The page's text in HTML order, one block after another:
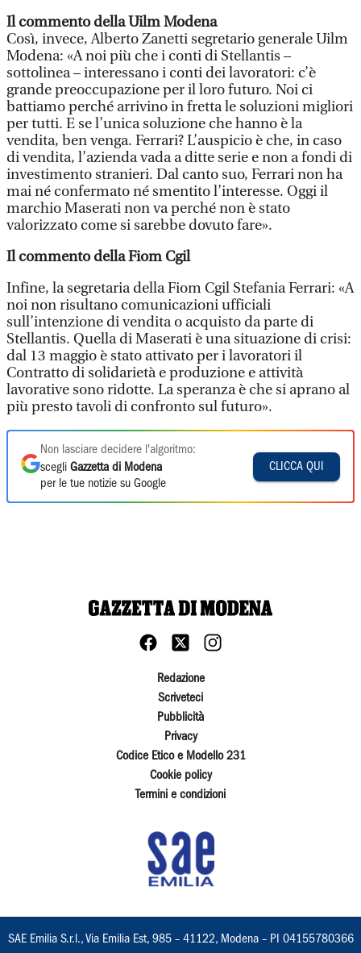
Il commento della Uilm Modena
Così, invece, Alberto Zanetti segretario generale Uilm
Modena: «A noi più che i conti di Stellantis –
sottolinea – interessano i conti dei lavoratori: c’è
grande preoccupazione per il loro futuro. Noi ci
battiamo perché arrivino in fretta le soluzioni migliori
per tutti. E se l’unica soluzione che hanno è la
vendita, ben venga. Ferrari? L’auspicio è che, in caso
di vendita, l’azienda vada a ditte serie e non a fondi di
investimento stranieri. Dal canto suo, Ferrari non ha
mai né confermato né smentito l’interesse. Oggi il
marchio Maserati non va perché non è stato
valorizzato come si sarebbe dovuto fare».
Il commento della Fiom Cgil
Infine, la segretaria della Fiom Cgil Stefania Ferrari: «A
noi non risultano comunicazioni ufficiali
sull’intenzione di vendita o acquisto da parte di
Stellantis. Quella di Maserati è una situazione di crisi:
dal 13 maggio è stato attivato per i lavoratori il
Contratto di solidarietà e produzione e attività
lavorative sono ridotte. La speranza è che si aprano al
più presto tavoli di confronto sul futuro».
Non lasciare decidere l'algoritmo:
scegli Gazzetta di Modena
per le tue notizie su Google
CLICCA QUI
Redazione
Scriveteci
Pubblicità
Privacy
Codice Etico e Modello 231
Cookie policy
Termini e condizioni
SAE Emilia S.r.l., Via Emilia Est, 985 – 41122, Modena – PI 04155780366